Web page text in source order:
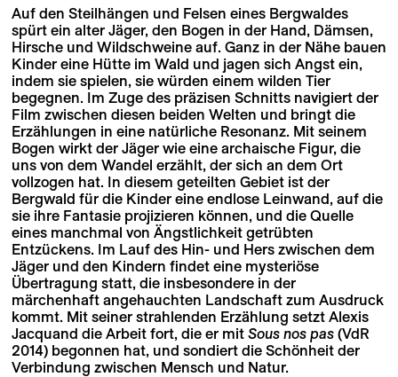
Auf den Steilhängen und Felsen eines Bergwaldes
spürt ein alter Jäger, den Bogen in der Hand, Dämsen,
Hirsche und Wildschweine auf. Ganz in der Nähe bauen
Kinder eine Hütte im Wald und jagen sich Angst ein,
indem sie spielen, sie würden einem wilden Tier
begegnen. Im Zuge des präzisen Schnitts navigiert der
Film zwischen diesen beiden Welten und bringt die
Erzählungen in eine natürliche Resonanz. Mit seinem
Bogen wirkt der Jäger wie eine archaische Figur, die
uns von dem Wandel erzählt, der sich an dem Ort
vollzogen hat. In diesem geteilten Gebiet ist der
Bergwald für die Kinder eine endlose Leinwand, auf die
sie ihre Fantasie projizieren können, und die Quelle
eines manchmal von Ängstlichkeit getrübten
Entzückens. Im Lauf des Hin- und Hers zwischen dem
Jäger und den Kindern findet eine mysteriöse
Übertragung statt, die insbesondere in der
märchenhaft angehauchten Landschaft zum Ausdruck
kommt. Mit seiner strahlenden Erzählung setzt Alexis
Jacquand die Arbeit fort, die er mit Sous nos pas(VdR
2014) begonnen hat, und sondiert die Schönheit der
Verbindung zwischen Mensch und Natur.